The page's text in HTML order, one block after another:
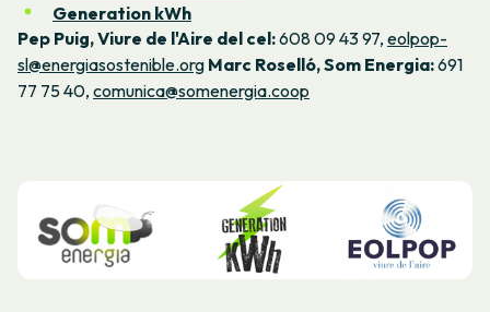
Generation kWh
Pep Puig, Viure de l'Aire del cel:608 09 43 97, eolpop-
sl@energiasostenible.org Marc Roselló, Som Energia:691
77 75 40, comunica@somenergia.coop